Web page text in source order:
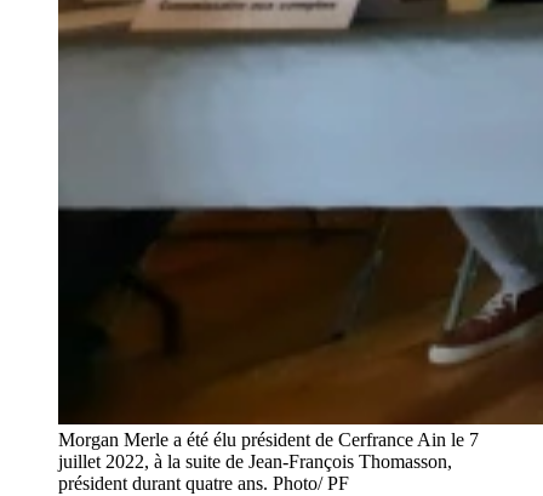
Morgan Merle a été élu président de Cerfrance Ain le 7
juillet 2022, à la suite de Jean-François Thomasson,
président durant quatre ans. Photo/ PF